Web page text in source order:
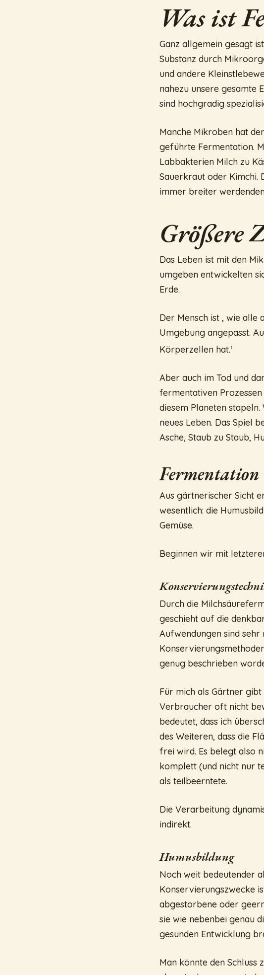
Was ist
Ganz allgemein gesagt
Substanz durch
und andere
nahezu unsere gesamte
sind hochgradig
Manche Mikroben hat
geführte Fermentation.
Labbakterien Milch zu
Sauerkraut oder Kimchi.
immer breiter
Größere
Das Leben ist mit den
umgeben entwickelten
Erde.
Der Mensch ist , wie alle
Umgebung angepasst.
Körperzellen hat.1
Aber auch im Tod und
fermentativen
diesem Planeten
neues Leben. Das Spiel
Asche, Staub zu Staub,
Aus gärtnerischer Sicht
wesentlich: die
Gemüse.
Beginnen wir mit
Durch die
geschieht auf die
Aufwendungen sind
genug beschrieben
Für mich als Gärtner
Verbraucher oft nicht
bedeutet, dass ich
des Weiteren, dass die
frei wird. Es belegt also
komplett (und nicht nur
als teilbeerntete.
Die Verarbeitung
indirekt.
Humusbildung
Noch weit bedeutender
Konservierungszwecke
abgestorbene oder
sie wie nebenbei genau
gesunden Entwicklung
Man könnte den Schluss